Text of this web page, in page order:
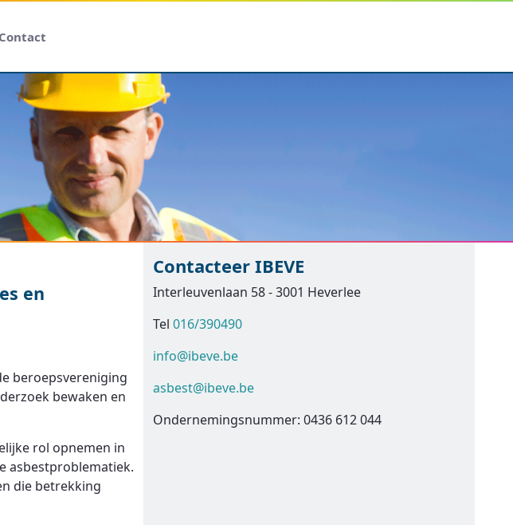
Contact
en
beroepsvereniging
bewaken en
rol opnemen in
asbestproblematiek.
die betrekking
Contacteer IBEVE
Interleuvenlaan 58 - 3001 Heverlee
Tel 016/390490
info@ibeve.be
asbest@ibeve.be
Ondernemingsnummer: 0436 612 044